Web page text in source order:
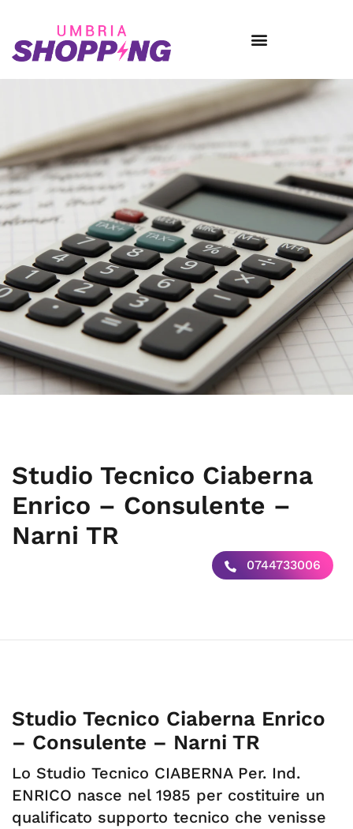
Studio Tecnico Ciaberna
Enrico – Consulente –
Narni TR
0744733006
Studio Tecnico Ciaberna Enrico
– Consulente – Narni TR
Lo Studio Tecnico CIABERNA Per. Ind.
ENRICO nasce nel 1985 per costituire un
qualificato supporto tecnico che venisse